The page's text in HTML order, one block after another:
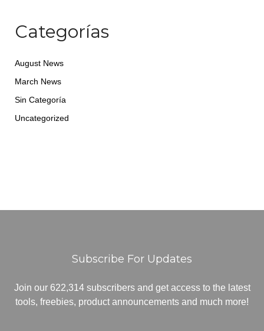
Categorías
August News
March News
Sin Categoría
Uncategorized
Subscribe For Updates
Join our 622,314 subscribers and get access to the latest
tools, freebies, product announcements and much more!